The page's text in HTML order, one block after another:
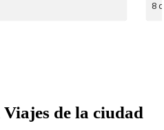
8
de la ciudad